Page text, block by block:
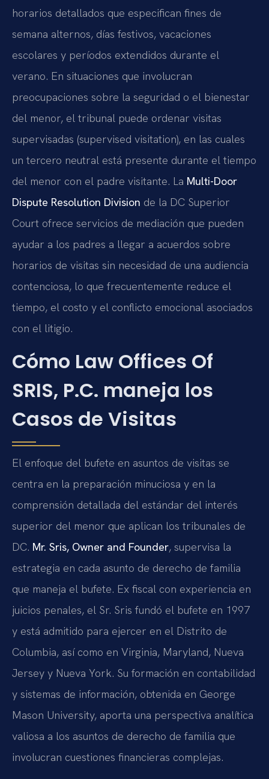
horarios detallados que especifican fines de
semana alternos, días festivos, vacaciones
escolares y períodos extendidos durante el
verano. En situaciones que involucran
preocupaciones sobre la seguridad o el bienestar
del menor, el tribunal puede ordenar visitas
supervisadas (supervised visitation), en las cuales
un tercero neutral está presente durante el tiempo
del menor con el padre visitante. La Multi-Door
Dispute Resolution Division de la DC Superior
Court ofrece servicios de mediación que pueden
ayudar a los padres a llegar a acuerdos sobre
horarios de visitas sin necesidad de una audiencia
contenciosa, lo que frecuentemente reduce el
tiempo, el costo y el conflicto emocional asociados
con el litigio.
Cómo Law Offices Of
SRIS, P.C. maneja los
Casos de Visitas
El enfoque del bufete en asuntos de visitas se
centra en la preparación minuciosa y en la
comprensión detallada del estándar del interés
superior del menor que aplican los tribunales de
DC. Mr. Sris, Owner and Founder, supervisa la
estrategia en cada asunto de derecho de familia
que maneja el bufete. Ex fiscal con experiencia en
juicios penales, el Sr. Sris fundó el bufete en 1997
y está admitido para ejercer en el Distrito de
Columbia, así como en Virginia, Maryland, Nueva
Jersey y Nueva York. Su formación en contabilidad
y sistemas de información, obtenida en George
Mason University, aporta una perspectiva analítica
valiosa a los asuntos de derecho de familia que
involucran cuestiones financieras complejas.